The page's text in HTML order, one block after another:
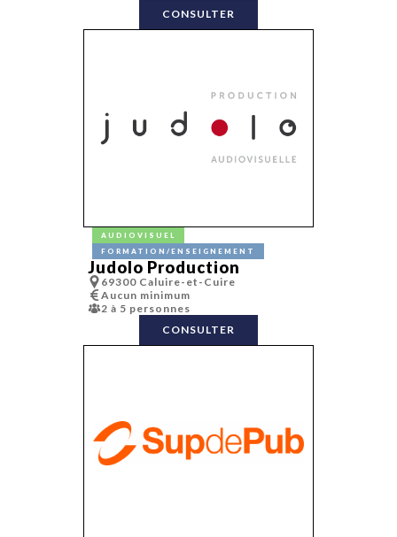
CONSULTER
AUDIOVISUEL
FORMATION/ENSEIGNEMENT
Judolo Production
69300 Caluire-et-Cuire
Aucun minimum
2 à 5 personnes
CONSULTER